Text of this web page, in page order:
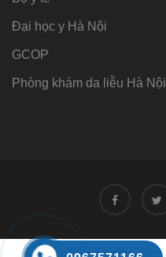
Đại học y Hà Nội
GCOP
Phòng khám da liễu Hà Nội
Tư vấn